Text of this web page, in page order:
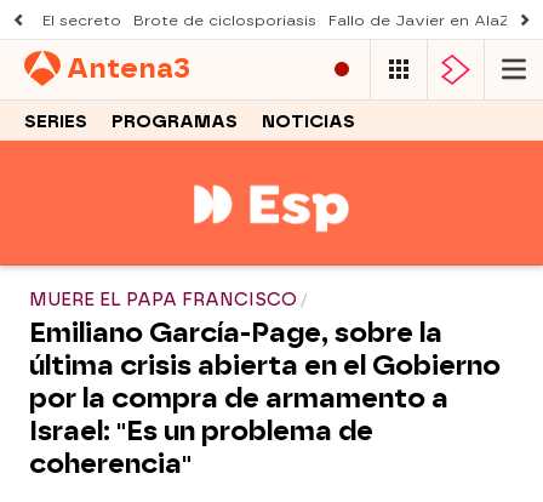
El secreto Brote de ciclosporiasis Fallo de Javier en AlaZ
Antena3
SERIES PROGRAMAS NOTICIAS
MUERE EL PAPA FRANCISCO
Emiliano García-Page, sobre la
última crisis abierta en el Gobierno
por la compra de armamento a
Israel: "Es un problema de
coherencia"